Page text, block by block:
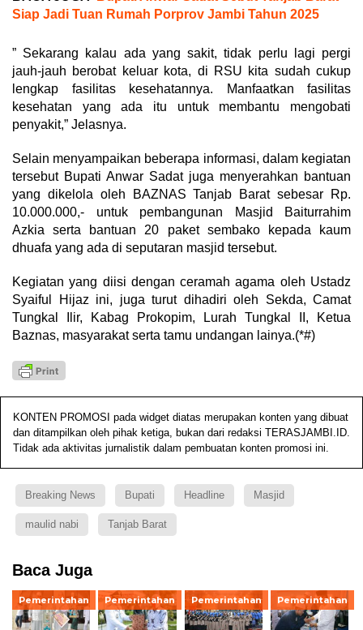
Siap Jadi Tuan Rumah Porprov Jambi Tahun 2025
” Sekarang kalau ada yang sakit, tidak perlu lagi pergi
jauh-jauh berobat keluar kota, di RSU kita sudah cukup
lengkap fasilitas kesehatannya. Manfaatkan fasilitas
kesehatan yang ada itu untuk membantu mengobati
penyakit,” Jelasnya.
Selain menyampaikan beberapa informasi, dalam kegiatan
tersebut Bupati Anwar Sadat juga menyerahkan bantuan
yang dikelola oleh BAZNAS Tanjab Barat sebesar Rp.
10.000.000,- untuk pembangunan Masjid Baiturrahim
Azkia serta bantuan 20 paket sembako kepada kaum
dhuafa yang ada di seputaran masjid tersebut.
Kegiatan yang diisi dengan ceramah agama oleh Ustadz
Syaiful Hijaz ini, juga turut dihadiri oleh Sekda, Camat
Tungkal Ilir, Kabag Prokopim, Lurah Tungkal II, Ketua
Baznas, masyarakat serta tamu undangan lainya.(*#)
KONTEN PROMOSI pada widget diatas merupakan konten yang dibuat
dan ditampilkan oleh pihak ketiga, bukan dari redaksi TERASJAMBI.ID.
Tidak ada aktivitas jurnalistik dalam pembuatan konten promosi ini.
Breaking News Bupati Headline Masjid
maulid nabi Tanjab Barat
Baca Juga
Pemerintahan Pemerintahan Pemerintahan Pemerintahan